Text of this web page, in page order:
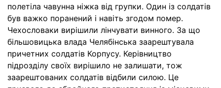
полетіла чавунна ніжка від групки. Один із солдатів
був важко поранений і навіть згодом помер.
Чехословаки вирішили лінчувати винного. За що
більшовицька влада Челябінська заарештувала
причетних солдатів Корпусу. Керівництво
підрозділу своїх вирішило не залишати, тож
заарештованих солдатів відбили силою. Це